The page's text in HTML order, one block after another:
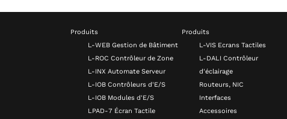
Produits
L-WEB Gestion de Bâtiment
L-ROC Contrôleur de Zone
L-INX Automate Serveur
L-IOB Contrôleurs d'E/S
L-IOB Modules d'E/S
LPAD-7 Écran Tactile
Produits
L-VIS Ecrans Tactiles
L-DALI Contrôleur
d'éclairage
Routeurs, NIC
Interfaces
Accessoires